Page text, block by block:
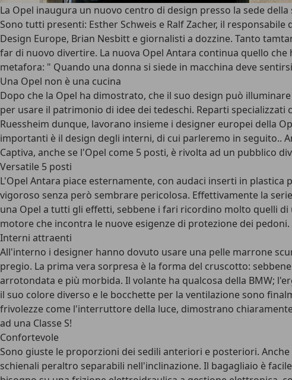
La Opel inaugura un nuovo centro di design presso la sede
Sono tutti presenti: Esther Schweis e Ralf Zacher, il
Design Europe, Brian Nesbitt e giornalisti a dozzine. Tanto
far di nuovo divertire. La nuova Opel Antara continua quello
metafora: " Quando una donna si siede in macchina deve
Una Opel non è una cucina
Dopo che la Opel ha dimostrato, che il suo design può
per usare il patrimonio di idee dei tedeschi. Reparti
Ruessheim dunque, lavorano insieme i designer europei della
importanti è il design degli interni, di cui parleremo in seguito..
Captiva, anche se l'Opel come 5 posti, è rivolta ad un pubblico
Versatile 5 posti
L'Opel Antara piace esternamente, con audaci inserti in
vigoroso senza però sembrare pericolosa. Effettivamente la
una Opel a tutti gli effetti, sebbene i fari ricordino molto quelli
motore che incontra le nuove esigenze di protezione dei
Interni attraenti
All'interno i designer hanno dovuto usare una pelle marrone
pregio. La prima vera sorpresa è la forma del cruscotto:
arrotondata e più morbida. Il volante ha qualcosa della BMW;
il suo colore diverso e le bocchette per la ventilazione sono
frivolezze come l'interruttore della luce, dimostrano
ad una Classe S!
Confortevole
Sono giuste le proporzioni dei sedili anteriori e posteriori.
schienali peraltro separabili nell'inclinazione. Il bagagliaio è